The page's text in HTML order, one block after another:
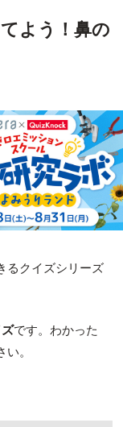
よう！鼻の
るクイズシリーズ
です。わかった
い。